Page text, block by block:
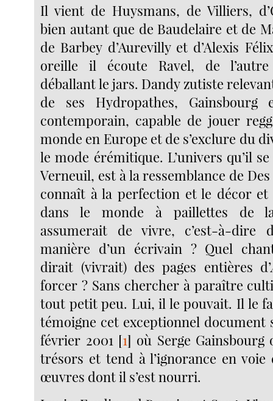
Il vient de Huysmans, de Villiers,
bien autant que de Baudelaire et de
de Barbey d’Aurevilly et d’Alexis
oreille il écoute Ravel, de
déballant le jars. Dandy zutiste
de ses Hydropathes, Gainsbourg
contemporain, capable de jouer
monde en Europe et de s’exclure du
le mode érémitique. L’univers qu’il
Verneuil, est à la ressemblance de
connaît à la perfection et le décor et
dans le monde à paillettes de
assumerait de vivre, c’est-à-dire
manière d’un écrivain ? Quel
dirait (vivrait) des pages entières d’
forcer ? Sans chercher à paraître
tout petit peu. Lui, il le pouvait. Il le
témoigne cet exceptionnel document
février 2001 [1] où Serge
trésors et tend à l’ignorance en voie
œuvres dont il s’est nourri.